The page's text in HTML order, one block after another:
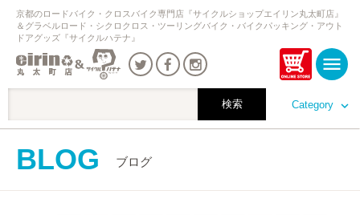
Category
京都のロードバイク・クロスバイク専門店『サイクルショップエイリン丸太町店』
＆グラベルロード・シクロクロス・ツーリングバイク・バイクパッキング・アウト
ドアグッズ『サイクルハテナ』
BLOG ブログ